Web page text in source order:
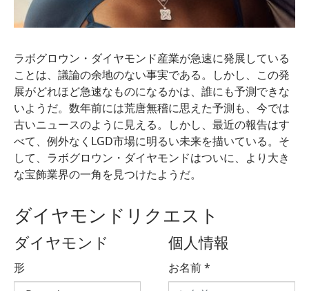
ラボグロウン・ダイヤモンド産業が急速に発展している
ことは、議論の余地のない事実である。しかし、この発
展がどれほど急速なものになるかは、誰にも予測できな
いようだ。数年前には荒唐無稽に思えた予測も、今では
古いニュースのように見える。しかし、最近の報告はす
べて、例外なくLGD市場に明るい未来を描いている。そ
して、ラボグロウン・ダイヤモンドはついに、より大き
な宝飾業界の一角を見つけたようだ。
ダイヤモンドリクエスト
ダイヤモンド
形
個人情報
お名前*